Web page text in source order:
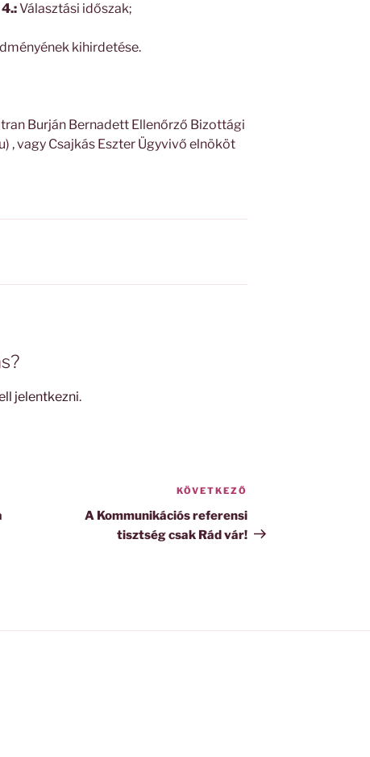
Választási időszak;
kihirdetése.
Burján Bernadett Ellenőrző Bizottági
, vagy Csajkás Eszter Ügyvivő elnököt
jelentkezni.
bejegyzés
KÖVETKEZŐ
A Kommunikációs referensi
tisztség csak Rád vár!